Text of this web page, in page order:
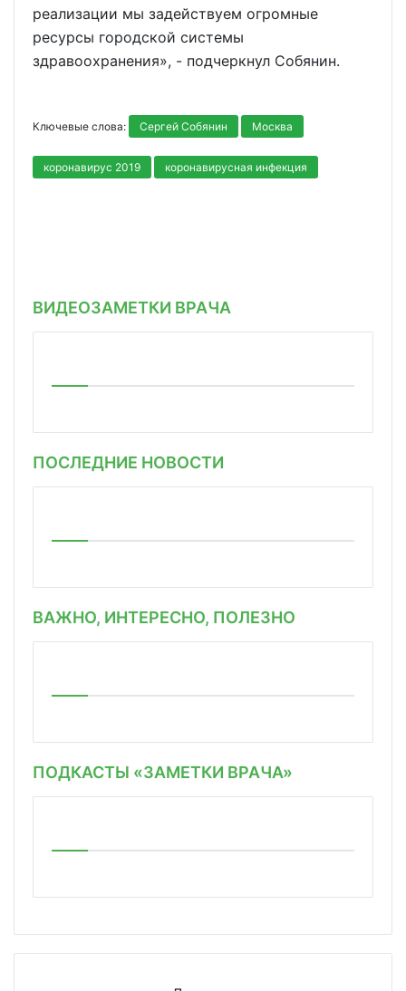
реализации мы задействуем огромные
ресурсы городской системы
здравоохранения», - подчеркнул Собянин.
Ключевые слова: Сергей Собянин Москва
коронавирус 2019 коронавирусная инфекция
ВИДЕОЗАМЕТКИ ВРАЧА
ПОСЛЕДНИЕ НОВОСТИ
ВАЖНО, ИНТЕРЕСНО, ПОЛЕЗНО
ПОДКАСТЫ «ЗАМЕТКИ ВРАЧА»